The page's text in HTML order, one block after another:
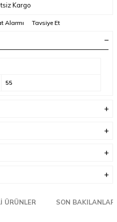
Kargo
Alarmı Tavsiye Et
55
ÜRÜNLER SON BAKILANLAR